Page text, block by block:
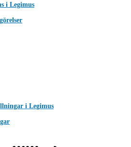
i Legimus
i Legimus